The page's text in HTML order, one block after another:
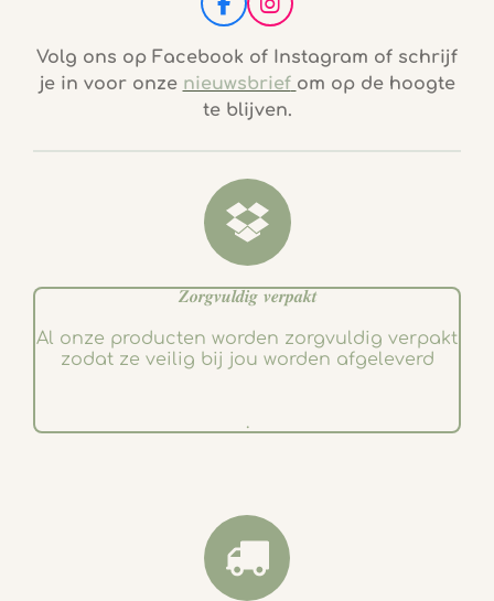
F
a
c
b
o
k
I
n
s
t
a
g
a
Volg ons op Facebook of Instagram of schrijf
je in voor onze nieuwsbrief om op de hoogte
te blijven.
𝒁𝒐𝒓𝒈𝒗𝒖𝒍𝒅𝒊𝒈 𝒗𝒆𝒓𝒑𝒂𝒌𝒕
Al onze producten worden zorgvuldig verpakt
zodat ze veilig bij jou worden afgeleverd
.